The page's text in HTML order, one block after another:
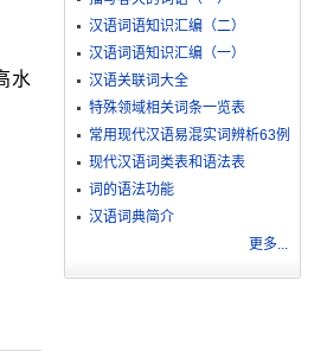
水
汉语词语知识汇编（二）
汉语词语知识汇编（一）
汉语关联词大全
特殊领域相关词条一览表
常用现代汉语易混实词辨析63例
现代汉语词类表和语法表
词的语法功能
汉语词典简介
更多...